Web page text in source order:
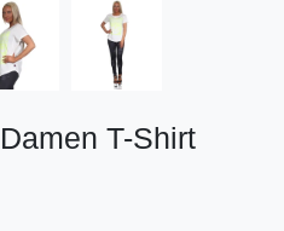
T-Shirt